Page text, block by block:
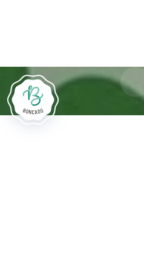
Deaktivierung bestimmter
Andere Cookies werden zu
verwendet.Cookies akzeptieren